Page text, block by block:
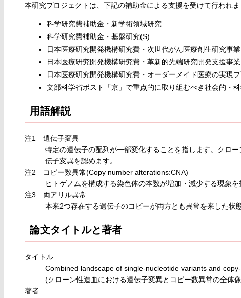
本研究プロジェクトは、下記の補助金による支援を受けて行われま
科学研究費補助金・新学術領域研究
科学研究費補助金・基盤研究(S)
日本医療研究開発機構研究費・次世代がん医療創生研究事業
日本医療研究開発機構研究費・革新的先端研究開発支援事業
日本医療研究開発機構研究費・オーダーメイド医療の実現
文部科学省ポスト「京」で重点的に取り組むべき社会的・
用語解説
注1 遺伝子変異
特定の遺伝子の配列が一部変化することを指します。クロ
伝子変異を認めます。
注2 コピー数異常(Copy number alterations:CNA)
ヒトゲノムを構成する染色体の本数が増加・減少する現象を
注3 両アリル異常
本来2つ存在する遺伝子のコピーが両方とも異常を来した状
論文タイトルと著者
タイトル
Combined landscape of single-nucleotide variants and
(クローン性造血における遺伝子変異とコピー数異常の全体
著者